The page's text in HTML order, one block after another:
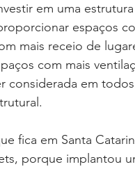
em uma
espaços
mais receio de
com mais
considerada em
fica em Santa
porque implantou